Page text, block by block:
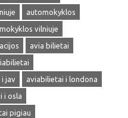
automokyklos
vilniuje
avia bilietai
jav
aviabilietai i londona
i osla
pigiau